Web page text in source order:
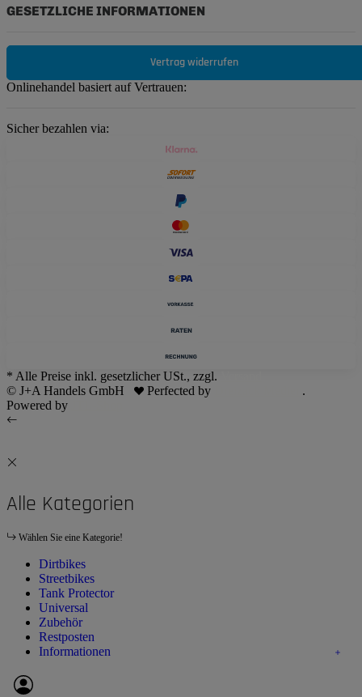
GESETZLICHE INFORMATIONEN
Vertrag widerrufen
Onlinehandel basiert auf Vertrauen:
Sicher bezahlen via:
* Alle Preise inkl. gesetzlicher USt., zzgl.
© J+A Handels GmbH
Perfected by
.
Powered by
Alle Kategorien
Wählen Sie eine Kategorie!
Dirtbikes
Streetbikes
Tank Protector
Universal
Zubehör
Restposten
Informationen